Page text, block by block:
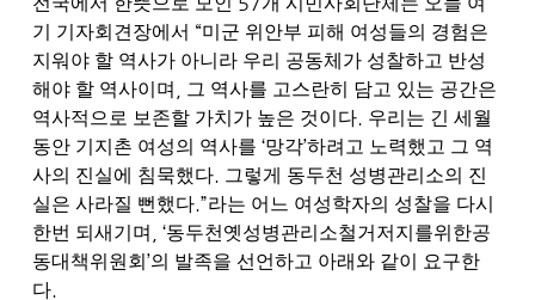
기 기자회견장에서 “미군 위안부 피해 여성들의 경험은
지워야 할 역사가 아니라 우리 공동체가 성찰하고 반성
해야 할 역사이며
그 역사를 고스란히 담고 있는 공간은
역사적으로 보존할 가치가 높은 것이다. 우리는 긴 세월
동안 기지촌 여성의 역사를 ‘망각’하려고 노력했고 그 역
사의 진실에 침묵했다. 그렇게 동두천 성병관리소의 진
실은 사라질 뻔했다.”라는 어느 여성학자의 성찰을 다시
한번 되새기며
, ‘동두천옛성병관리소철거저지를위한공
동대책위원회 ’의 발족을 선언하고 아래와 같이 요구한
다.